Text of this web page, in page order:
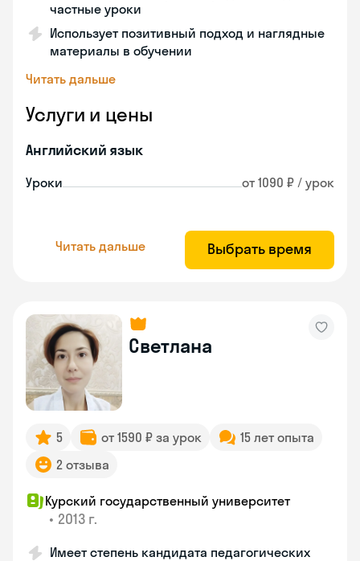
частные уроки
Использует позитивный подход и наглядные
материалы в обучении
Читать дальше
Услуги и цены
Английский язык
Уроки от 1090 ₽ / урок
Читать дальше Выбрать время
Светлана
5 от 1590 ₽ за урок
15 лет опыта
2 отзыва
Курский государственный университет
• 2013 г.
Имеет степень кандидата педагогических